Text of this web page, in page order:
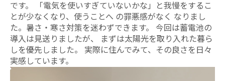
です。 「電気を使いすぎていないかな」と我慢をするこ
とが少なくなり、使うことへ の罪悪感がなく なりまし
た。暑さ・寒さ対策を迷わずできます。 今回は蓄電池の
導入は見送りましたが、 まずは太陽光を取り入れた暮ら
しを優先しました。 実際に住んでみて、その良さを日々
実感しています。